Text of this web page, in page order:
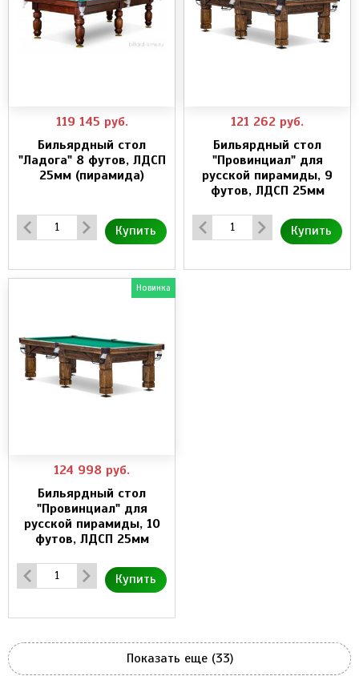
119 145 руб.
Бильярдный стол
"Ладога" 8 футов, ЛДСП
25мм (пирамида)
Купить
121 262 руб.
Бильярдный стол
"Провинциал" для
русской пирамиды, 9
футов, ЛДСП 25мм
Купить
Новинка
124 998 руб.
Бильярдный стол
"Провинциал" для
русской пирамиды, 10
футов, ЛДСП 25мм
Купить
Показать еще (33)